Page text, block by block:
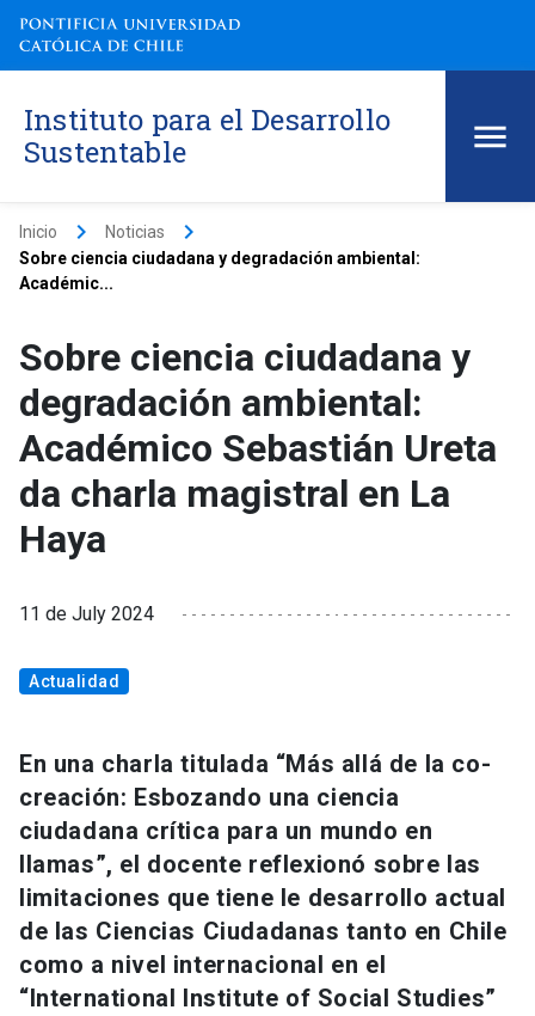
Instituto para el Desarrollo
Sustentable
Inicio keyboard_arrow_right Noticias keyboard_arrow_right
Sobre ciencia ciudadana y degradación ambiental:
Académic...
Sobre ciencia ciudadana y
degradación ambiental:
Académico Sebastián Ureta
da charla magistral en La
Haya
11 de July 2024
Actualidad
En una charla titulada “Más allá de la co-
creación: Esbozando una ciencia
ciudadana crítica para un mundo en
llamas”, el docente reflexionó sobre las
limitaciones que tiene le desarrollo actual
de las Ciencias Ciudadanas tanto en Chile
como a nivel internacional en el
“International Institute of Social Studies”